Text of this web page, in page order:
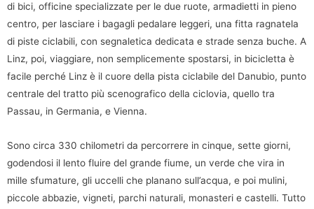
di bici, officine specializzate per le due ruote, armadietti in pieno
centro, per lasciare i bagagli pedalare leggeri, una fitta ragnatela
di piste ciclabili, con segnaletica dedicata e strade senza buche. A
Linz, poi, viaggiare, non semplicemente spostarsi, in bicicletta è
facile perché Linz è il cuore della pista ciclabile del Danubio, punto
centrale del tratto più scenografico della ciclovia, quello tra
Passau, in Germania, e Vienna.
Sono circa 330 chilometri da percorrere in cinque, sette giorni,
godendosi il lento fluire del grande fiume, un verde che vira in
mille sfumature, gli uccelli che planano sull’acqua, e poi mulini,
piccole abbazie, vigneti, parchi naturali, monasteri e castelli. Tutto